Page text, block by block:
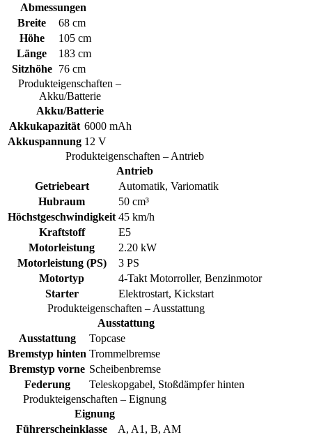
Abmessungen
Breite
68 cm
Höhe
105 cm
Länge
183 cm
Sitzhöhe
76 cm
Produkteigenschaften –
Akku/Batterie
Akku/Batterie
Akkukapazität 6000 mAh
Akkuspannung 12 V
Produkteigenschaften – Antrieb
Antrieb
Getriebeart
Automatik, Variomatik
Hubraum
50 cm³
Höchstgeschwindigkeit 45 km/h
Kraftstoff
E5
Motorleistung
2.20 kW
Motorleistung (PS)
3 PS
Motortyp
4-Takt Motorroller, Benzinmotor
Starter
Elektrostart, Kickstart
Produkteigenschaften – Ausstattung
Ausstattung
Ausstattung
Topcase
Bremstyp hinten Trommelbremse
Bremstyp vorne Scheibenbremse
Federung
Teleskopgabel, Stoßdämpfer hinten
Produkteigenschaften – Eignung
Eignung
Führerscheinklasse
A, A1, B, AM